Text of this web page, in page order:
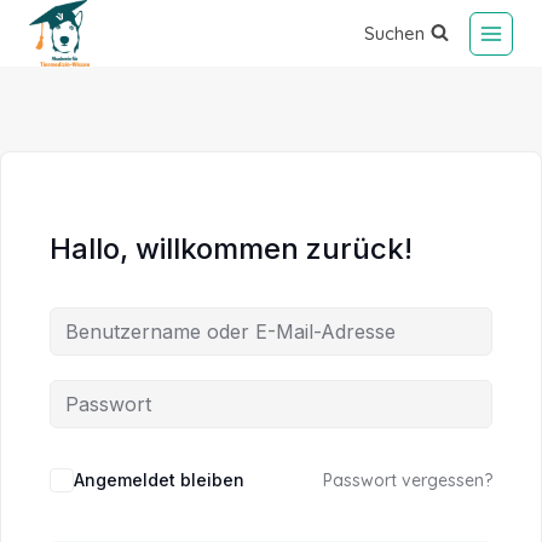
Suchen
Hallo, willkommen zurück!
Alternative:
Angemeldet bleiben Passwort vergessen?